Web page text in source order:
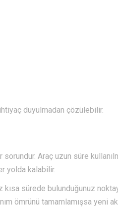
duyulmadan çözülebilir.
Araç uzun süre
yolda kalabilir.
sürede bulunduğunuz
ömrünü tamamlamışsa yeni